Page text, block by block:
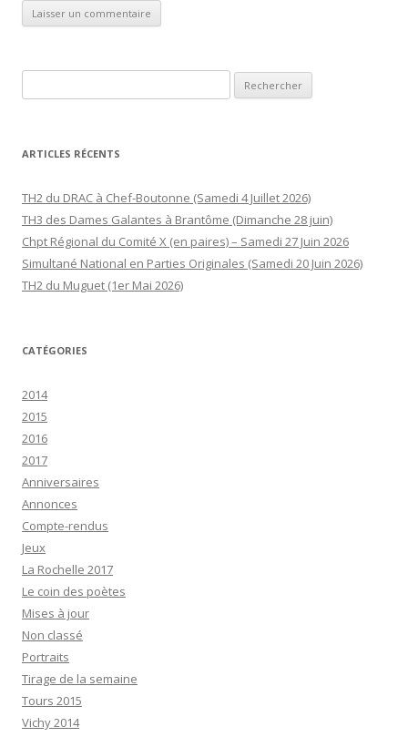
ARTICLES RÉCENTS
TH2 du DRAC à Chef-Boutonne (Samedi 4 Juillet 2026)
TH3 des Dames Galantes à Brantôme (Dimanche 28 juin)
Chpt Régional du Comité X (en paires) – Samedi 27 Juin 2026
Simultané National en Parties Originales (Samedi 20 Juin 2026)
TH2 du Muguet (1er Mai 2026)
CATÉGORIES
2014
2015
2016
2017
Anniversaires
Annonces
Compte-rendus
Jeux
La Rochelle 2017
Le coin des poètes
Mises à jour
Non classé
Portraits
Tirage de la semaine
Tours 2015
Vichy 2014